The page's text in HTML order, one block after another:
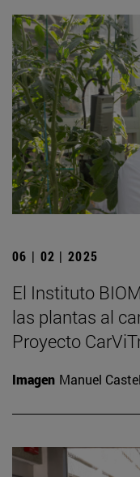
06 | 02 | 2025
El Instituto
las plantas al
Proyecto
Imagen Manuel